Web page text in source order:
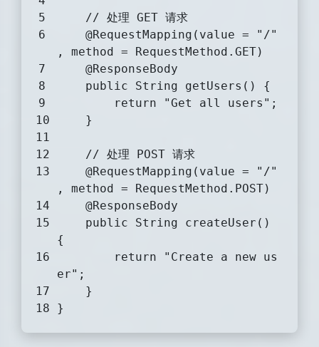
// 处理 GET 请求
@RequestMapping(value = "/"
, method = RequestMethod.GET)
@ResponseBody
public String getUsers ()
{
return
"Get all users" ;
    }
// 处理 POST 请求
@RequestMapping(value = "/"
, method = RequestMethod.POST)
@ResponseBody
public String createUser ()
{
return
"Create a new us
er" ;
    }
}